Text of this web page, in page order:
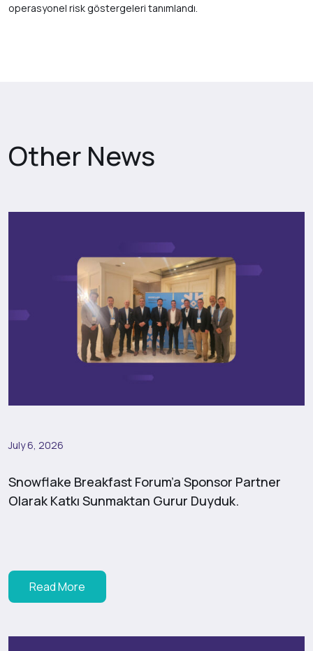
operasyonel risk göstergeleri tanımlandı.
Other News
July 6, 2026
Snowflake Breakfast Forum’a Sponsor Partner
Olarak Katkı Sunmaktan Gurur Duyduk.
Read More